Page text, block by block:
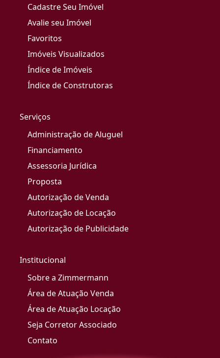
Cadastre Seu Imóvel
Avalie seu Imóvel
Favoritos
Imóveis Visualizados
Índice de Imóveis
Índice de Construtoras
Serviços
Administração de Aluguel
Financiamento
Assessoria Jurídica
Proposta
Autorização de Venda
Autorização de Locação
Autorização de Publicidade
Institucional
Sobre a Zimmermann
Área de Atuação Venda
Área de Atuação Locação
Seja Corretor Associado
Contato